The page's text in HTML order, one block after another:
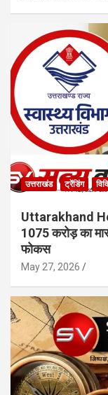
उत्तराखंड ट्रेंडिंग
Uttarakhand
1075 करोड़ का
फोकस
May 27, 2026